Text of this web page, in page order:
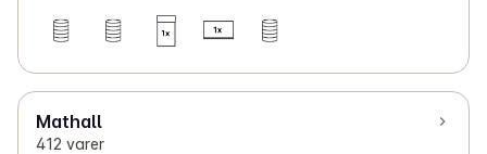
Mathall
412 varer